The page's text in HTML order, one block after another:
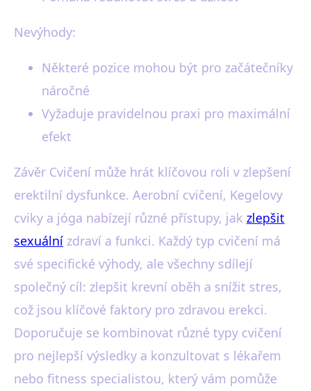
Nevýhody:
Některé pozice mohou být pro začátečníky
náročné
Vyžaduje pravidelnou praxi pro maximální
efekt
Závěr Cvičení může hrát klíčovou roli v zlepšení
erektilní dysfunkce. Aerobní cvičení, Kegelovy
cviky a jóga nabízejí různé přístupy, jak zlepšit
sexuální zdraví a funkci. Každý typ cvičení má
své specifické výhody, ale všechny sdílejí
společný cíl: zlepšit krevní oběh a snížit stres,
což jsou klíčové faktory pro zdravou erekci.
Doporučuje se kombinovat různé typy cvičení
pro nejlepší výsledky a konzultovat s lékařem
nebo fitness specialistou, který vám pomůže